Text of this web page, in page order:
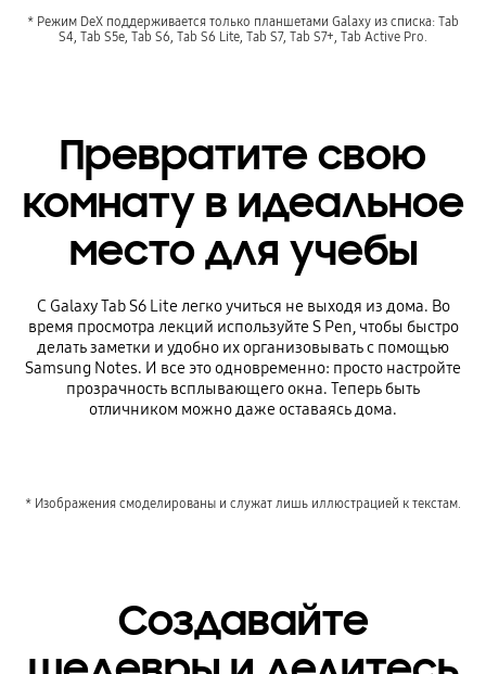
* Режим DeX поддерживается только планшетами Galaxy из списка: Tab
S4, Tab S5e, Tab S6, Tab S6 Lite, Tab S7, Tab S7+, Tab Active Pro.
Превратите свою
комнату в идеальное
место для учебы
С Galaxy Tab S6 Lite легко учиться не выходя из дома. Во
время просмотра лекций используйте S Pen, чтобы быстро
делать заметки и удобно их организовывать с помощью
Samsung Notes. И все это одновременно: просто настройте
прозрачность всплывающего окна. Теперь быть
отличником можно даже оставаясь дома.
* Изображения смоделированы и служат лишь иллюстрацией к текстам.
Создавайте